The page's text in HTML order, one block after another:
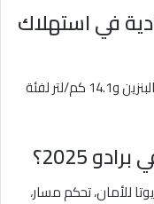
2025 اقتصادية في استهلاك
نعم، استهلاك الوقود يبلغ 10.6 كم/لتر لفئة البنزين و14.1 كم/لتر لفئة
2025؟
تويوتا للأمان، تحكم مسار،